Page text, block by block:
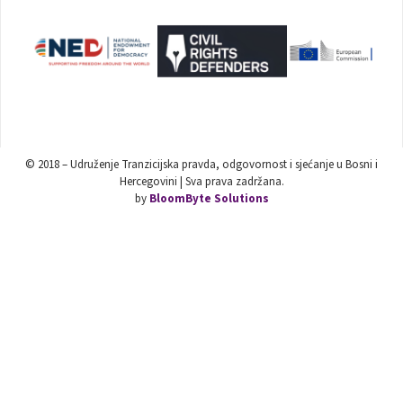
© 2018 – Udruženje Tranzicijska pravda, odgovornost i sjećanje u Bosni i
Hercegovini | Sva prava zadržana.
by BloomByte Solutions